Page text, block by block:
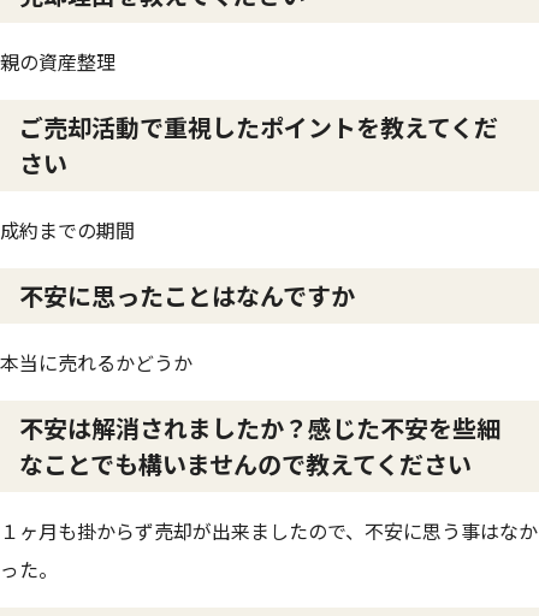
親の資産整理
ご売却活動で重視したポイントを教えてくだ
さい
成約までの期間
不安に思ったことはなんですか
本当に売れるかどうか
不安は解消されましたか？感じた不安を些細
なことでも構いませんので教えてください
１ヶ月も掛からず売却が出来ましたので、不安に思う事はなか
った。